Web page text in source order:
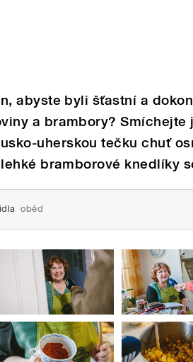
abyste byli šťastní a
a brambory? Smíchejte
uherskou tečku chuť
bramborové knedlíky
oběd